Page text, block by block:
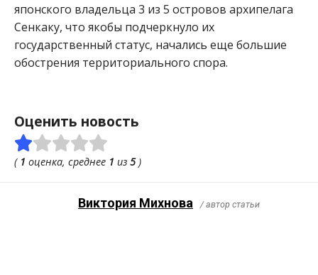
японского владельца 3 из 5 островов архипелага
Сенкаку, что якобы подчеркнуло их
государственный статус, начались еще большие
обострения территориального спора.
Оценить новость
( 1 оценка, среднее 1 из 5)
Виктория Михнова / автор статьи